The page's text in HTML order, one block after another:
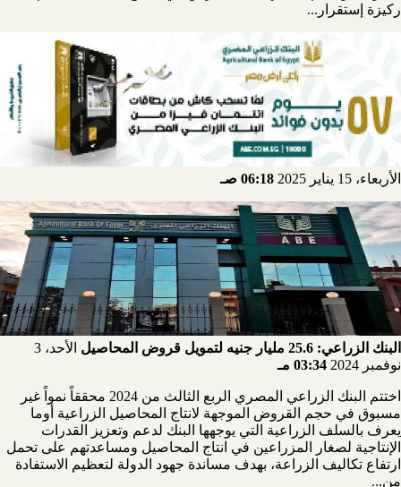
ركيزة إستقرار...
الأربعاء، 15 يناير 2025 06:18 صـ
البنك الزراعي: 25.6 مليار جنيه لتمويل قروض المحاصيل
الأحد، 3
نوفمبر 2024
03:34 مـ
اختتم البنك الزراعي المصري الربع الثالث من 2024 محققاً نمواً غير
مسبوق في حجم القروض الموجهة لانتاج المحاصيل الزراعية أوما
يعرف بالسلف الزراعية التي يوجهها البنك لدعم وتعزيز القدرات
الإنتاجية لصغار المزراعين في انتاج المحاصيل ومساعدتهم على تحمل
ارتفاع تكاليف الزراعة، بهدف مساندة جهود الدولة لتعظيم الاستفادة
من...